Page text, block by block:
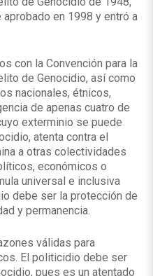
en 1998 y entró a
con la Convención para la
de Genocidio, así como
nacionales, étnicos,
de apenas cuatro de
exterminio se puede
atenta contra el
a otras colectividades
económicos o
universal e inclusiva
debe ser la protección de
y permanencia.
válidas para
El politicidio debe ser
pues es un atentado